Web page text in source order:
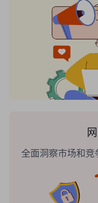
全面洞察市场和竞